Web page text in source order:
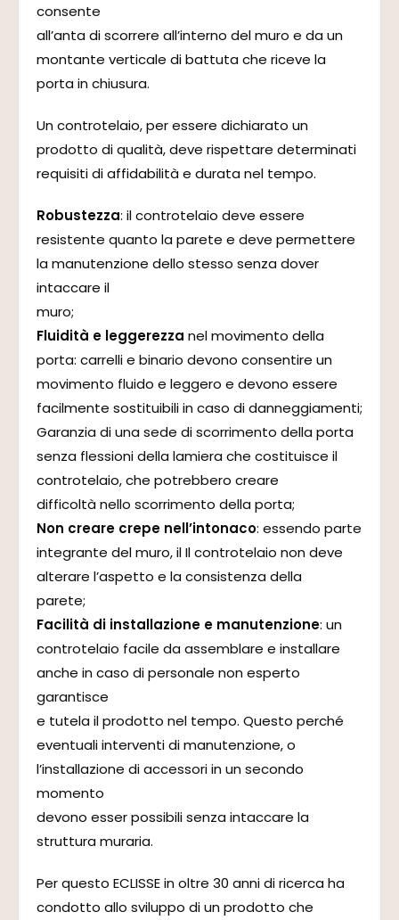
consente
all’anta di scorrere all’interno del muro e da un
montante verticale di battuta che riceve la
porta in chiusura.
Un controtelaio, per essere dichiarato un
prodotto di qualità, deve rispettare determinati
requisiti di affidabilità e durata nel tempo.
Robustezza: il controtelaio deve essere
resistente quanto la parete e deve permettere
la manutenzione dello stesso senza dover
intaccare il
muro;
Fluidità e leggerezza nel movimento della
porta: carrelli e binario devono consentire un
movimento fluido e leggero e devono essere
facilmente sostituibili in caso di danneggiamenti;
Garanzia di una sede di scorrimento della porta
senza flessioni della lamiera che costituisce il
controtelaio, che potrebbero creare
difficoltà nello scorrimento della porta;
Non creare crepe nell’intonaco: essendo parte
integrante del muro, il Il controtelaio non deve
alterare l’aspetto e la consistenza della
parete;
Facilità di installazione e manutenzione: un
controtelaio facile da assemblare e installare
anche in caso di personale non esperto
garantisce
e tutela il prodotto nel tempo. Questo perché
eventuali interventi di manutenzione, o
l’installazione di accessori in un secondo
momento
devono esser possibili senza intaccare la
struttura muraria.
Per questo ECLISSE in oltre 30 anni di ricerca ha
condotto allo sviluppo di un prodotto che